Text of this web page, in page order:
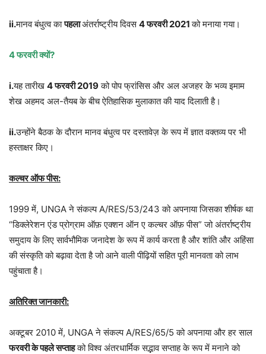
ii.मानव बंधुत्व कापहलाअंतर्राष्ट्रीय दिवस4 फरवरी 2021को मनाया गया।
4 फरवरी क्यों?
i.यह तारीख 4 फरवरी 2019को पोप फ्रांसिस और अल अजहर के भव्य इमाम
शेख अहमद अल-तैयब के बीच ऐतिहासिक मुलाकात की याद दिलाती है।
ii.उन्होंने बैठक के दौरान मानव बंधुत्व पर दस्तावेज़ के रूप में ज्ञात वक्तव्य पर भी
हस्ताक्षर किए।
कल्चर ऑफ पीस:
1999 में, UNGA ने संकल्प A/RES/53/243 को अपनाया जिसका शीर्षक था
“डिक्लेरेशन एंड प्रोग्राम ऑफ़ एक्शन ऑन ए कल्चर ऑफ़ पीस” जो अंतर्राष्ट्रीय
समुदाय के लिए सार्वभौमिक जनादेश के रूप में कार्य करता है और शांति और अहिंसा
की संस्कृति को बढ़ावा देता है जो आने वाली पीढ़ियों सहित पूरी मानवता को लाभ
पहुंचाता है।
अतिरिक्त जानकारी:
अक्टूबर 2010 में, UNGA ने संकल्प A/RES/65/5 को अपनाया और हर साल
फरवरी के पहले सप्ताहको विश्व अंतरधार्मिक सद्भाव सप्ताह के रूप में मनाने को